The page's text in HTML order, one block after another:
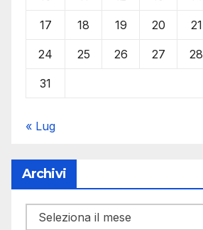
17 18 19 20 21
24 25 26 27 28
31
« Lug
Archivi
Archivi